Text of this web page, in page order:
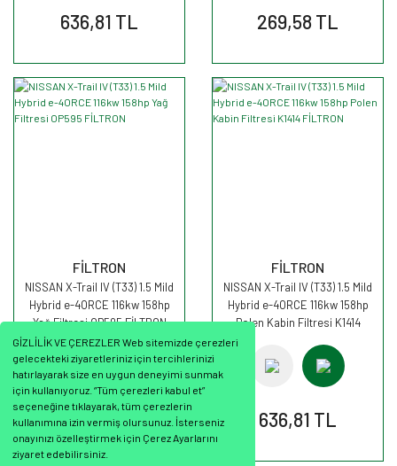
GİZLİLİK VE ÇEREZLER Web sitemizde çerezleri
gelecekteki ziyaretleriniz için tercihlerinizi
hatırlayarak size en uygun deneyimi sunmak
için kullanıyoruz. “Tüm çerezleri kabul et”
seçeneğine tıklayarak, tüm çerezlerin
kullanımına izin vermiş olursunuz. İsterseniz
onayınızı özelleştirmek için Çerez Ayarlarını
ziyaret edebilirsiniz.
636,81 TL 269,58 TL
FİLTRON
NISSAN X-Trail IV (T33) 1.5 Mild
Hybrid e-4ORCE 116kw 158hp
Yağ Filtresi OP595 FİLTRON
210,74 TL
FİLTRON
NISSAN X-Trail IV (T33) 1.5 Mild
Hybrid e-4ORCE 116kw 158hp
Polen Kabin Filtresi K1414
636,81 TL